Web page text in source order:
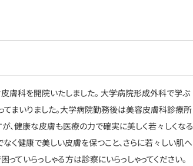
膚科を開院いたしました。 大学病院形成外科で学ぶ
てまいりました。大学病院勤務後は美容皮膚科診療所
、健康な皮膚も医療の力で確実に美しく若々しくなる
く健康で美しい皮膚を保つこと、さらに若々しい肌へ
ていらっしゃる方は診察にいらっしゃってください。